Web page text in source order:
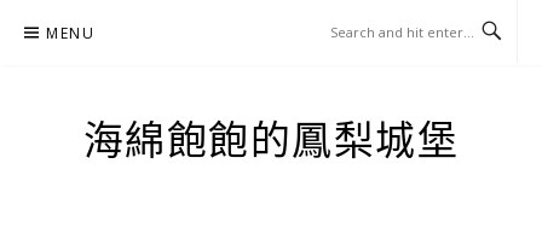
MENU
海綿飽飽的鳳梨城堡